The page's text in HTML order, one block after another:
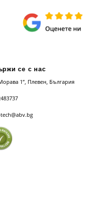
се с нас
1”, Плевен, България